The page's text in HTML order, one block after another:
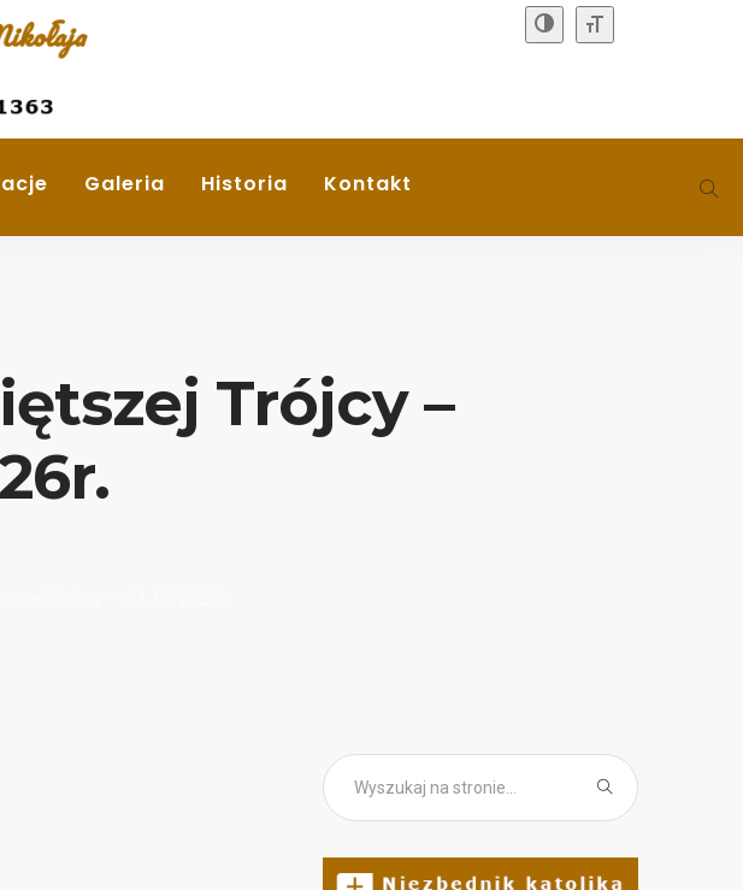
Galeria Historia Kontakt
Trójcy –